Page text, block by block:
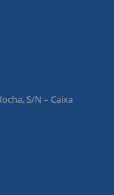
S/N – Caixa